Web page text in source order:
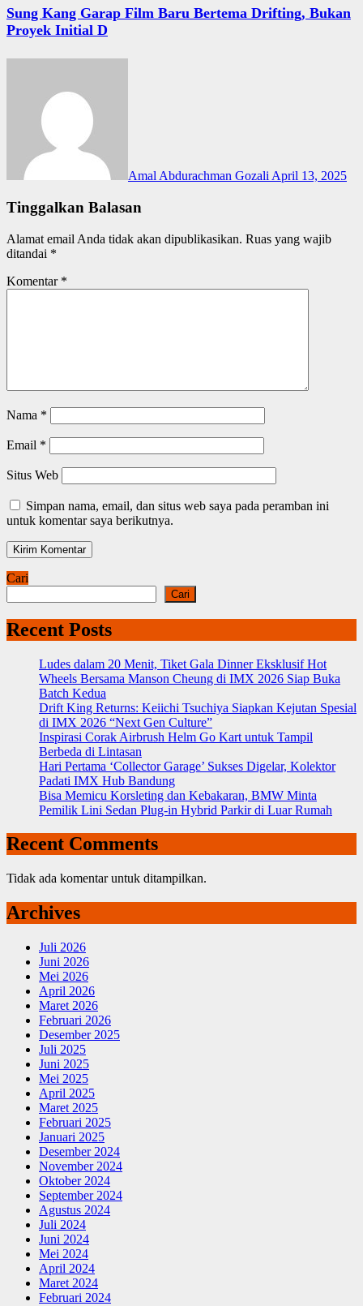
Sung Kang Garap Film Baru Bertema Drifting, Bukan
Proyek Initial D
Amal Abdurachman Gozali April 13, 2025
Tinggalkan Balasan
Alamat email Anda tidak akan dipublikasikan. Ruas yang wajib
ditandai *
Komentar *
Nama *
Email *
Situs Web
Simpan nama, email, dan situs web saya pada peramban ini
untuk komentar saya berikutnya.
Cari
Cari
Recent Posts
Ludes dalam 20 Menit, Tiket Gala Dinner Eksklusif Hot
Wheels Bersama Manson Cheung di IMX 2026 Siap Buka
Batch Kedua
Drift King Returns: Keiichi Tsuchiya Siapkan Kejutan Spesial
di IMX 2026 “Next Gen Culture”
Inspirasi Corak Airbrush Helm Go Kart untuk Tampil
Berbeda di Lintasan
Hari Pertama ‘Collector Garage’ Sukses Digelar, Kolektor
Padati IMX Hub Bandung
Bisa Memicu Korsleting dan Kebakaran, BMW Minta
Pemilik Lini Sedan Plug-in Hybrid Parkir di Luar Rumah
Recent Comments
Tidak ada komentar untuk ditampilkan.
Archives
Juli 2026
Juni 2026
Mei 2026
April 2026
Maret 2026
Februari 2026
Desember 2025
Juli 2025
Juni 2025
Mei 2025
April 2025
Maret 2025
Februari 2025
Januari 2025
Desember 2024
November 2024
Oktober 2024
September 2024
Agustus 2024
Juli 2024
Juni 2024
Mei 2024
April 2024
Maret 2024
Februari 2024